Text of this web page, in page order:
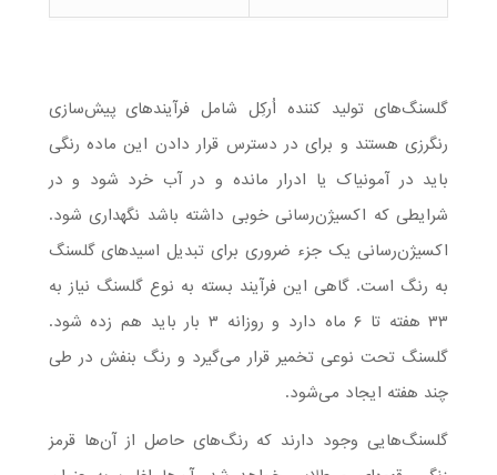
گلسنگ‌های تولید کننده اُرکِل شامل فرآیندهای پیش‌سازی
رنگرزی هستند و برای در دسترس قرار دادن این ماده رنگی
باید در آمونیاک یا ادرار مانده و در آب خرد شود و در
شرایطی که اکسیژن‌رسانی خوبی داشته باشد نگهداری شود.
اکسیژن‌رسانی یک جزء ضروری برای تبدیل اسیدهای گلسنگ
به رنگ است. گاهی این فرآیند بسته به نوع گلسنگ نیاز به
۳۳ هفته تا ۶ ماه دارد و روزانه ۳ بار باید هم زده شود.
گلسنگ تحت نوعی تخمیر قرار می‌گیرد و رنگ بنفش در طی
چند هفته ایجاد می‌شود.
گلسنگ‌هایی وجود دارند که رنگ‌های حاصل از آن‌ها قرمز